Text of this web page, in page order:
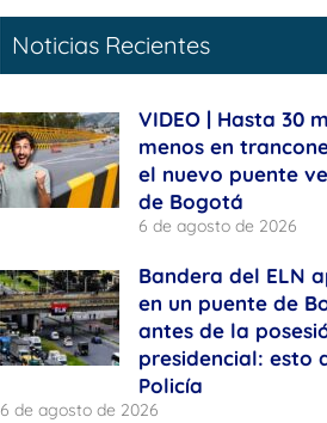
Noticias Recientes
VIDEO | Hasta 30
menos en
el nuevo puente
de Bogotá
6 de agosto de 2026
Bandera del ELN
en un puente de
antes de la
presidencial: esto
Policía
6 de agosto de 2026